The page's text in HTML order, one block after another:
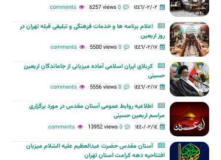
١٤٤٦/٠٢/٠٢ 0 comments
6257 views
اعلام برنامه ها و خدمات فرهنگی و تبلیغی قبله تهران در
روز اربعین
١٤٤٦/٠٢/١٧ 0 comments
5500 views
کربلای ایران اسلامی آماده میزبانی از جاماندگان اربعین
حسینی
١٤٤٦/٠٢/١٧ 0 comments
5556 views
اطلاعیه روابط عمومی آستان مقدس در مورد برگزاری
مراسم اربعین حسینی
١٤٤٠/٠٢/١٤ 0 comments
13952 views
آستان مقدس حضرت عبدالعظیم علیه السّلام میزبان
افتتاحیه دهه کرامت استان تهران